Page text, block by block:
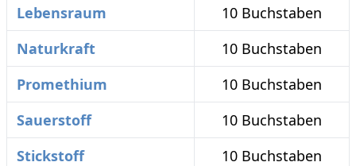
Lebensraum
10 Buchstaben
Naturkraft
10 Buchstaben
Promethium
10 Buchstaben
Sauerstoff
10 Buchstaben
Stickstoff
10 Buchstaben